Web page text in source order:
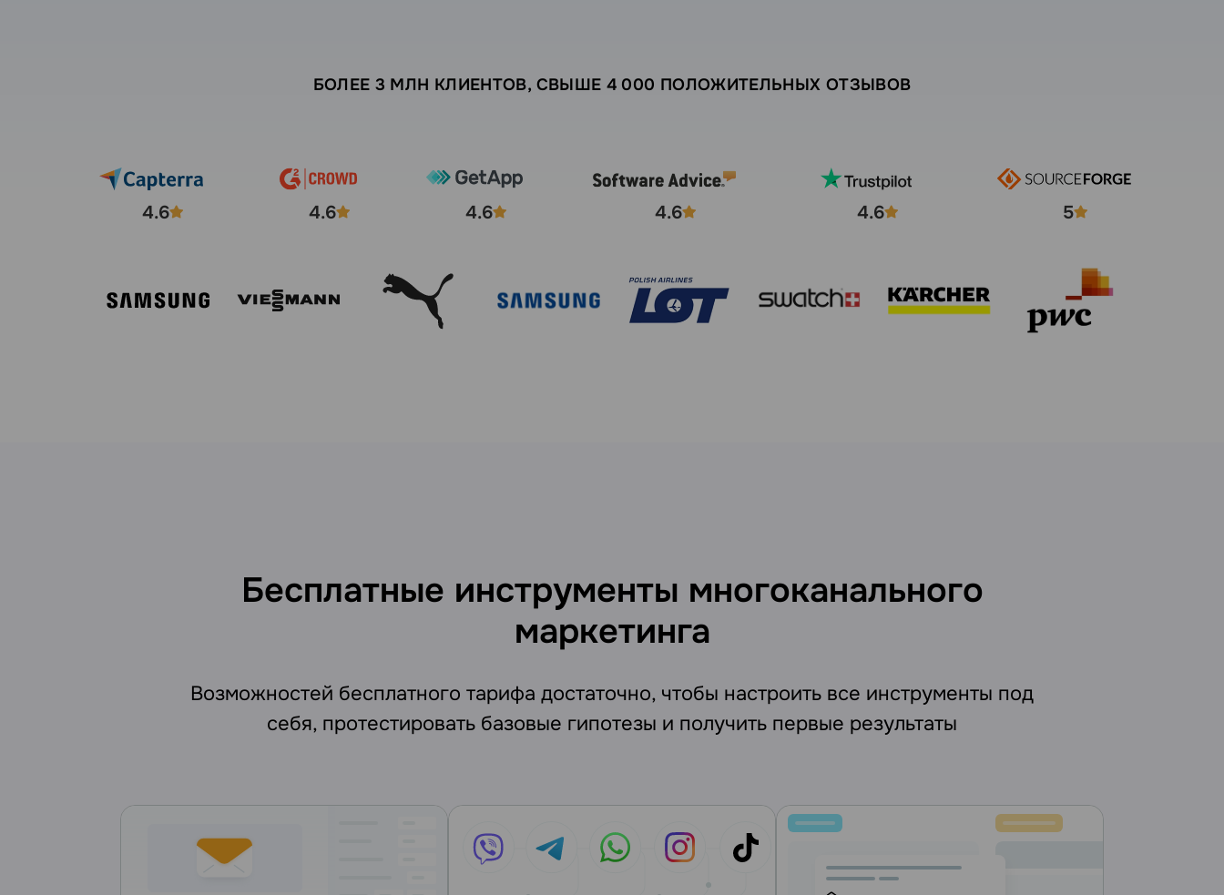
БОЛЕЕ 3 МЛН КЛИЕНТОВ, СВЫШЕ 4 000 ПОЛОЖИТЕЛЬНЫХ ОТЗЫВОВ
4.6 4.6 4.6 4.6 4.6 5
Бесплатные инструменты многоканального
маркетинга
Возможностей бесплатного тарифа достаточно, чтобы настроить все инструменты под
себя, протестировать базовые гипотезы и получить первые результаты